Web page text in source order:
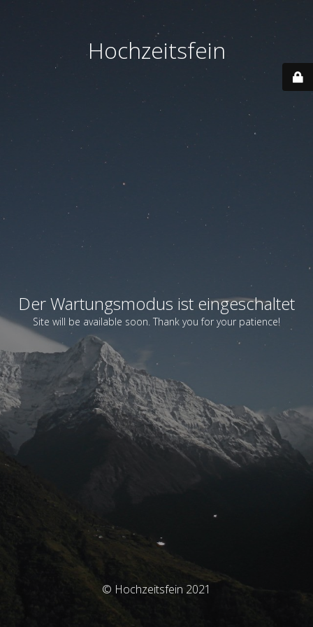
Hochzeitsfein
Der Wartungsmodus ist eingeschaltet
Site will be available soon. Thank you for your patience!
© Hochzeitsfein 2021